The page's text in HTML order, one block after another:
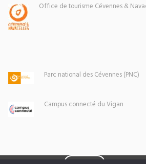
Office de tourisme Cévennes &
Parc national des Cévennes (PNC)
Campus connecté du Vigan